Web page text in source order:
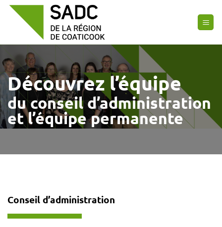
Passer
Découvrez l’équipe
du conseil d’administration
et l’équipe permanente
Conseil d’administration